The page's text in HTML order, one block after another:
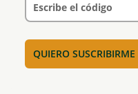
Escribe el código